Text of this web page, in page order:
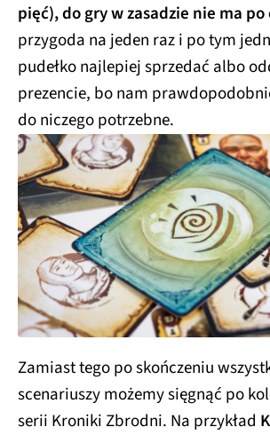
pięć), do gry w zasadzie nie ma po
przygoda na jeden raz i po tym
pudełko najlepiej sprzedać albo
prezencie, bo nam
do niczego potrzebne.
Zamiast tego po skończeniu
scenariuszy możemy sięgnąć po
serii Kroniki Zbrodni. Na przykład